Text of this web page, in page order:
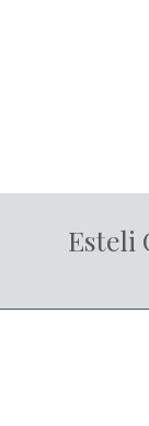
Esteli